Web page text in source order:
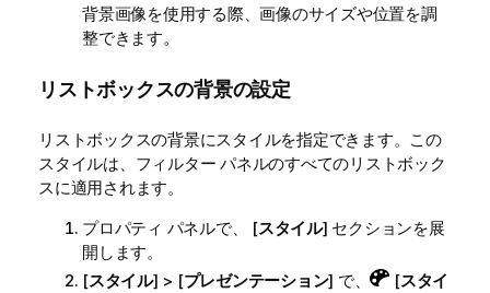
背景画像を使用する際、画像のサイズや位置を調
整できます。
リストボックスの背景の設定
リストボックスの背景にスタイルを指定できます。この
スタイルは、フィルター パネルのすべてのリストボック
スに適用されます。
プロパティ パネルで、 [スタイル] セクションを展
開します。
[スタイル] > [プレゼンテーション] で、 [スタイ